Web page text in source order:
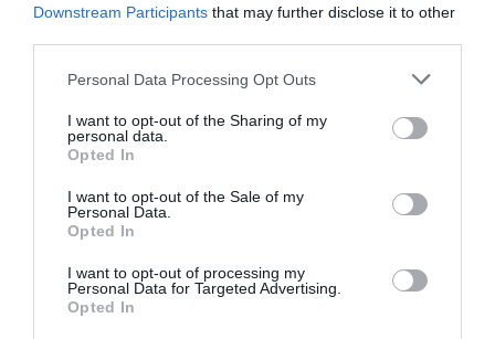
Downstream Participants that may further disclose it to other
Please note that this website/app uses one or more Google
not limited to your visit or usage behaviour. You may click to
grant or deny consent to Google and its third-party tags to
use your data for below specified purposes in below Google
consent section.
Personal Data Processing Opt Outs
I want to opt-out of the Sharing of my
personal data.
Opted In
I want to opt-out of the Sale of my
Personal Data.
Opted In
I want to opt-out of processing my
Personal Data for Targeted Advertising.
Opted In
καθυστερήσεις του αγώνα από τον Σισέ, θυμίζοντας
κατά πολύ τον τρόπο με τον οποίο οι «Πράσινοι»
κέρδισαν το πέναλτι από το οποίο προήλθε το
πρώτο γκολ της αναμέτρησης. Ο Κατσουράνης
βρήκε τον Σισέ λίγο έξω από την μεγάλη περιοχή της
Κέρκυρας και στη συνέχεια αφού πέρασε και τον
τερματοφύλακα των γηπεδούχων, ο πρώτος
εστία, φτάνοντας αισίως τα 12 τέρματα στο φετινό